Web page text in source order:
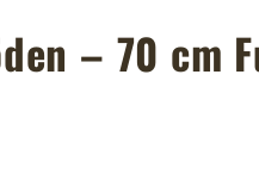
– 70 cm